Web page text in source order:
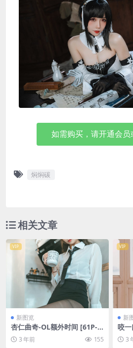
如需购买，请开通会员
焖焖碳
相关文章
VIP
新图览
杏仁曲奇-OL额外时间 [61P-3
14MB]
3 年前 155
VIP
新
咬
失
G] 3